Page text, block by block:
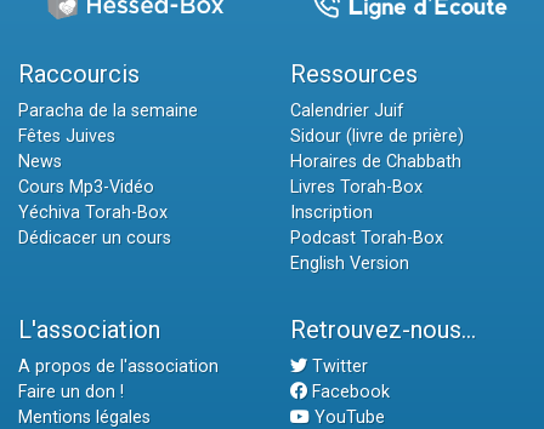
Raccourcis
Paracha de la semaine
Fêtes Juives
News
Cours Mp3-Vidéo
Yéchiva Torah-Box
Dédicacer un cours
Ressources
Calendrier Juif
Sidour (livre de prière)
Horaires de Chabbath
Livres Torah-Box
Inscription
Podcast Torah-Box
English Version
L'association
A propos de l'association
Faire un don !
Mentions légales
Retrouvez-nous...
Twitter
Facebook
YouTube